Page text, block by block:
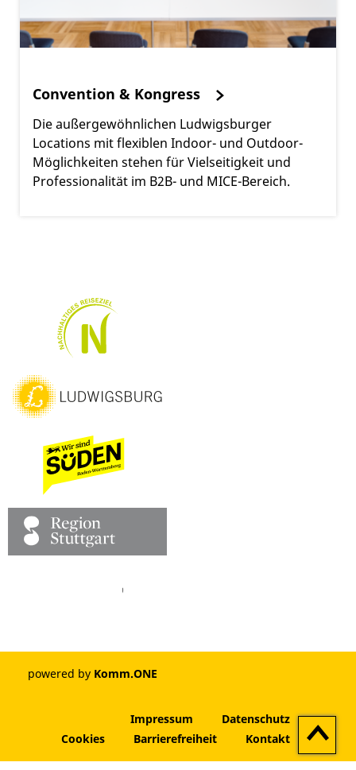
Convention & Kongress
Die außergewöhnlichen Ludwigsburger
Locations mit flexiblen Indoor- und Outdoor-
Möglichkeiten stehen für Vielseitigkeit und
Professionalität im B2B- und MICE-Bereich.
Youtube
powered by Komm.ONE
Impressum
Datenschutz
Cookies
Barrierefreiheit Kontakt
Zum